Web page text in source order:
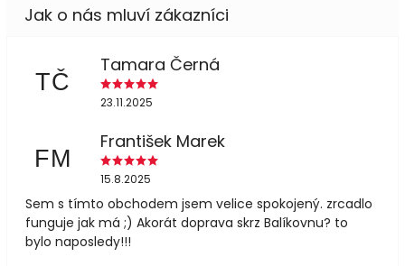
TČ
Tamara Černá
23.11.2025
FM
František Marek
15.8.2025
Sem s tímto obchodem jsem velice spokojený. zrcadlo
funguje jak má ;) Akorát doprava skrz Balíkovnu? to
bylo naposledy!!!